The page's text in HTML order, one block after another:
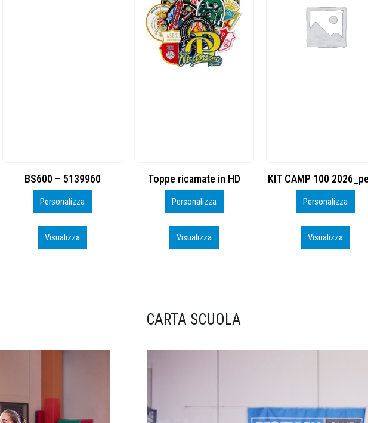
Toppe ricamate in HD
Personalizza
Visualizza
KIT CAMP 100 2026_perso
Personalizza
Visualizza
BSK600 – 5139960
Personalizza
Visualizza
CARTA SCUOLA